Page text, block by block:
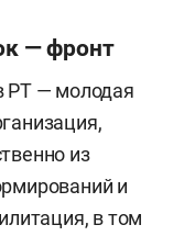
— фронт
РТ — молодая
из
и
в том